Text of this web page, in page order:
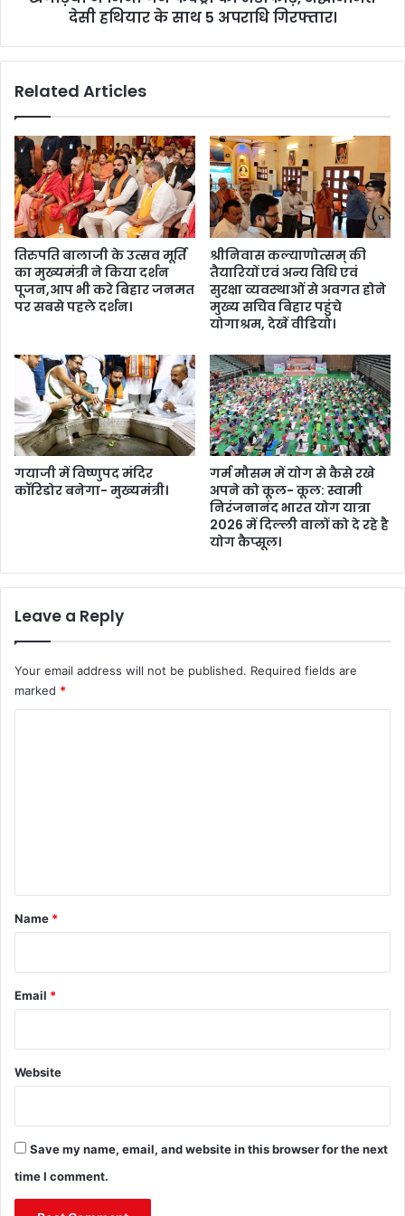
बा
ल
क
टै
ब
ब
रा
म
द
।
फो
अ
द्ध
नि
र्मि
त
सी
ह
थि
के
थ
5
अ
प
रा
धि
।
देसी हथियार के साथ 5 अपराधि गिरफ्तार।
Related Articles
तिरुपति बालाजी के उत्सव मूर्ति
का मुख्यमंत्री ने किया दर्शन
पूजन,आप भी करे बिहार जनमत
पर सबसे पहले दर्शन।
श्रीनिवास कल्याणोत्सम् की
तैयारियों एवं अन्य विधि एवं
सुरक्षा व्यवस्थाओं से अवगत होने
मुख्य सचिव बिहार पहुंचे
योगाश्रम, देखें वीडियो।
गयाजी में विष्णुपद मंदिर
कॉरिडोर बनेगा- मुख्यमंत्री।
गर्म मौसम में योग से कैसे रखे
अपने को कूल- कूल: स्वामी
निरंजनानंद भारत योग यात्रा
2026 में दिल्ली वालों को दे रहे है
योग कैप्सूल।
Leave a Reply
Your email address will not be published. Required fields are
marked *
*
Name *
Email *
Website
Save my name, email, and website in this browser for the next
time I comment.